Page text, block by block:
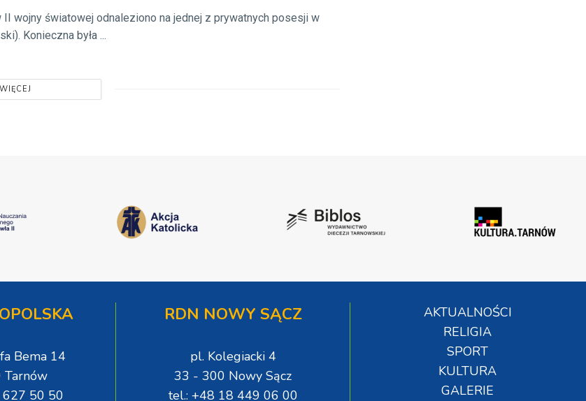
wojny światowej odnaleziono na jednej z prywatnych posesji w
Konieczna była ...
Bema 14
50 50
RDN NOWY SĄCZ
pl. Kolegiacki 4
33 - 300 Nowy Sącz
tel.: +48 18 449 06 00
AKTUALNOŚCI
RELIGIA
SPORT
KULTURA
GALERIE